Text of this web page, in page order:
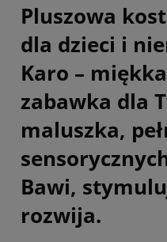
Pluszowa
dla dzieci i
Karo –
zabawka dla
maluszka,
Bawi,
rozwija.